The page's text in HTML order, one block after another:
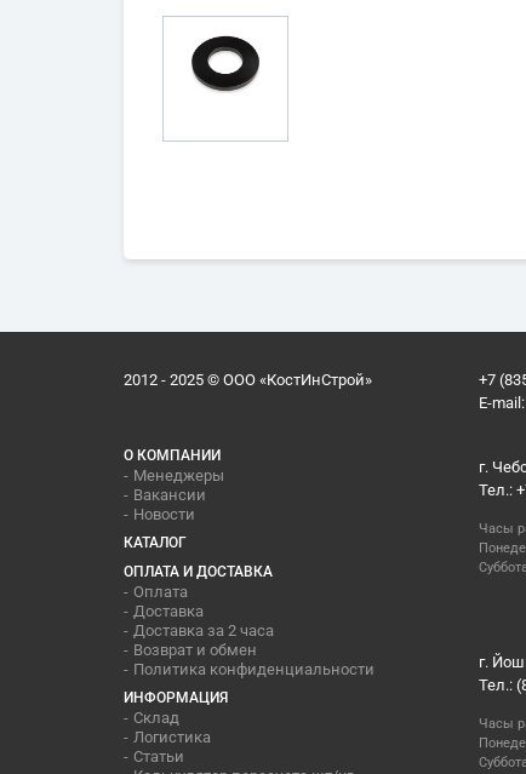
2012 - 2025 © ООО «КостИнСтрой»
+7
E-mail:
О КОМПАНИИ
Менеджеры
Вакансии
Новости
КАТАЛОГ
ОПЛАТА И ДОСТАВКА
Оплата
Доставка
Доставка за 2 часа
Возврат и обмен
Политика конфиденциальности
ИНФОРМАЦИЯ
Склад
Логистика
Статьи
г.
Тел.:
Часы
г.
Тел.:
Часы